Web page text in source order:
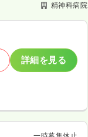
精神科病院
詳細を見る